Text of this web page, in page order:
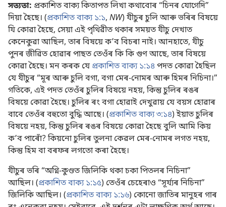
সত্যতা: প্ৰকাশিত বাক্য কিতাপত লিখা কথাবোৰ “চিনৰ যোগেদি”
দিয়া হৈছে। (প্ৰকাশিত বাক্য ১:১, NW) যীচুৰ চুলি আৰু ভৰিৰ বিষয়ে
যি কোৱা হৈছে, সেয়া এই পৃথিৱীত থকাৰ সময়ত যীচু দেখাত
কেনেকুৱা আছিল, তাৰ বিষয়ে কʼব বিচৰা নাই। আনহাতে, যীচু
পুনৰ জীৱিত হোৱাৰ পাছত তেওঁৰ কি কি গুণ আছে, তাৰ বিষয়ে
কোৱা হৈছে। মন কৰক যেপ্ৰকাশিত বাক্য ১:১৪পদত কোৱা হৈছিল
যে যীচুৰ “মূৰ আৰু চুলি বগা, বগা মেৰ-নোমৰ আৰু হিমৰ নিচিনা।”
গতিকে, এই পদত তেওঁৰ চুলিৰ বিষয়ে নহয়, কিন্তু চুলিৰ ৰঙৰ
বিষয়ে কোৱা হৈছে। চুলিৰ ৰং বগা হোৱাই দেখুৱায় যে বয়স হোৱাৰ
বাবে তেওঁৰ বহুতো বুদ্ধি আছে। (প্ৰকাশিত বাক্য ৩:১৪) ইয়াত চুলিৰ
বিষয়ে নহয়, কিন্তু চুলিৰ ৰঙৰ বিষয়ে কোৱা হৈছে বুলি আমি কিয়
কʼব পাৰোঁ? কিয়নো চুলিৰ তুলনা কেৱল মেৰ-নোমৰ লগত নহয়,
কিন্তু হিম বা বৰফৰ লগতো কৰা হৈছে।
যীচুৰ ভৰি “অগ্নি-কুণ্ডত জিলিকি থকা চকা পিতলৰ নিচিনা”
আছিল। (প্ৰকাশিত বাক্য ১:১৫) তেওঁৰ চেহেৰাও “সূৰ্য্যৰ নিচিনা”
জিলিকি আছিল। (প্ৰকাশিত বাক্য ১:১৬) কোনো জাতিৰ মানুহৰ গাৰ